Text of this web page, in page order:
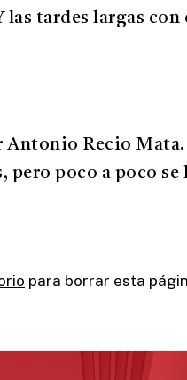
tardes largas con
Recio
pero poco a poco
para borrar esta